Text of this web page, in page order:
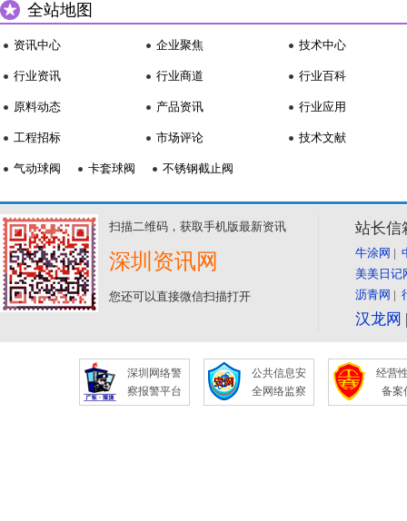
全站地图
资讯中心
行业资讯
原料动态
工程招标
企业聚焦
行业商道
产品资讯
市场评论
技术中心
行业百科
行业应用
技术文献
气动球阀 卡套球阀 不锈钢截止阀
扫描二维码，获取手机版最新资讯
深圳资讯网
您还可以直接微信扫描打开
站长信
牛涂网 |
美美日记
沥青网 |
汉龙网
深圳网络警
察报警平台
公共信息安
全网络监察
经营
备案